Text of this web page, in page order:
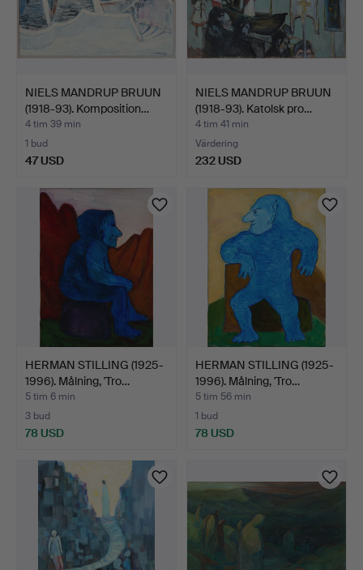
NIELS MANDRUP BRUUN
(1918-93). Komposition…
4 tim 39 min
1 bud
47 USD
NIELS MANDRUP BRUUN
(1918-93). Katolsk pro…
4 tim 41 min
Värdering
232 USD
HERMAN STILLING (1925-
1996). Målning, 'Tro…
5 tim 6 min
3 bud
78 USD
HERMAN STILLING (1925-
1996). Målning, 'Tro…
5 tim 56 min
1 bud
78 USD